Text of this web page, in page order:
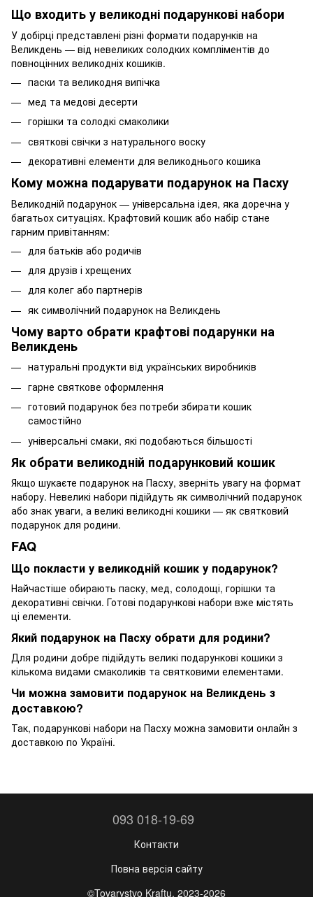
Що входить у великодні подарункові набори
У добірці представлені різні формати подарунків на
Великдень — від невеликих солодких компліментів до
повноцінних великодніх кошиків.
паски та великодня випічка
мед та медові десерти
горішки та солодкі смаколики
святкові свічки з натурального воску
декоративні елементи для великоднього кошика
Кому можна подарувати подарунок на Пасху
Великодній подарунок — універсальна ідея, яка доречна у
багатьох ситуаціях. Крафтовий кошик або набір стане
гарним привітанням:
для батьків або родичів
для друзів і хрещених
для колег або партнерів
як символічний подарунок на Великдень
Чому варто обрати крафтові подарунки на
Великдень
натуральні продукти від українських виробників
гарне святкове оформлення
готовий подарунок без потреби збирати кошик
самостійно
універсальні смаки, які подобаються більшості
Як обрати великодній подарунковий кошик
Якщо шукаєте подарунок на Пасху, зверніть увагу на формат
набору. Невеликі набори підійдуть як символічний подарунок
або знак уваги, а великі великодні кошики — як святковий
подарунок для родини.
FAQ
Що покласти у великодній кошик у подарунок?
Найчастіше обирають паску, мед, солодощі, горішки та
декоративні свічки. Готові подарункові набори вже містять
ці елементи.
Який подарунок на Пасху обрати для родини?
Для родини добре підійдуть великі подарункові кошики з
кількома видами смаколиків та святковими елементами.
Чи можна замовити подарунок на Великдень з
доставкою?
Так, подарункові набори на Пасху можна замовити онлайн з
доставкою по Україні.
093 018-19-69
Контакти
Повна версія сайту
©Tovarystvo Kraftu, 2023-2026